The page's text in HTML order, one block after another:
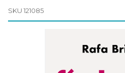
SKU 121085